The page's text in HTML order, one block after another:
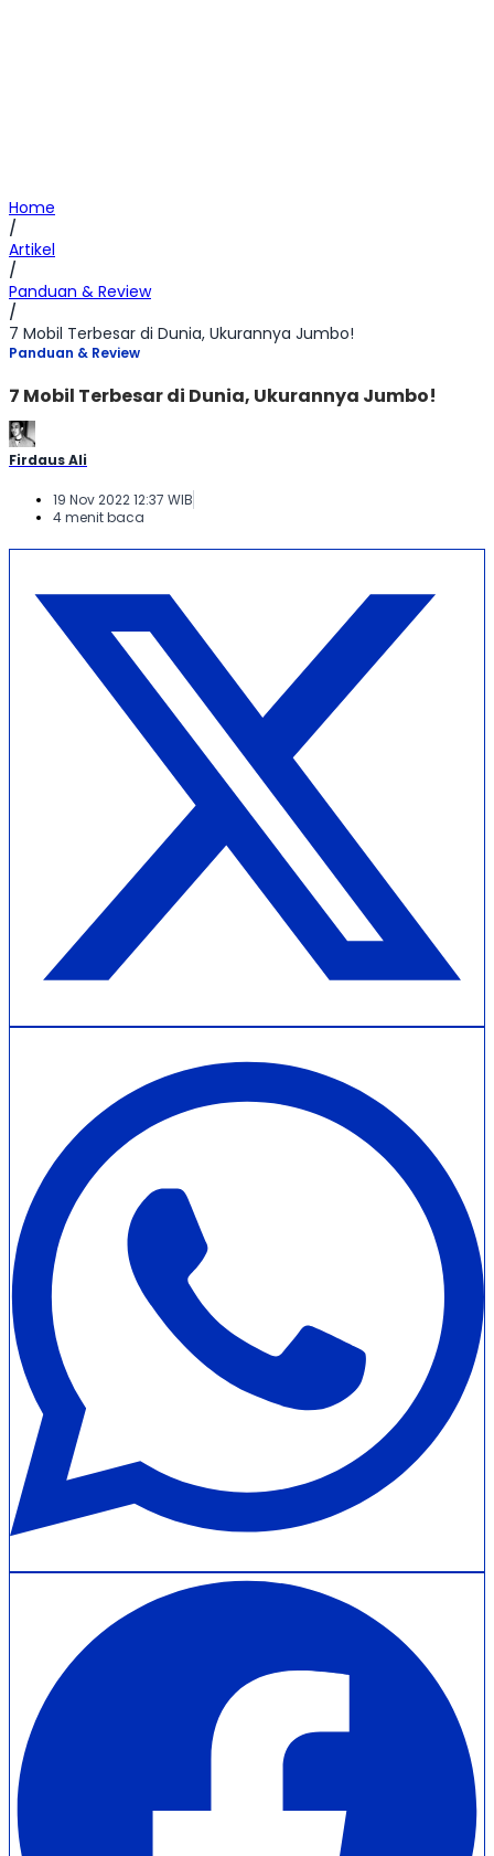
Home
/
Artikel
/
Panduan & Review
/
7 Mobil Terbesar di Dunia, Ukurannya Jumbo!
Panduan & Review
7 Mobil Terbesar di Dunia, Ukurannya Jumbo!
Firdaus Ali
19 Nov 2022 12:37 WIB
4 menit baca